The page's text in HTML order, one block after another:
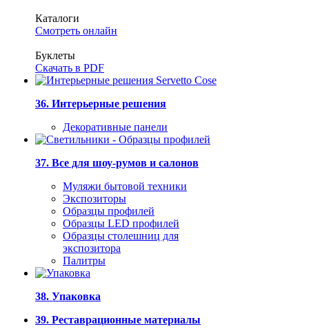
Каталоги
Смотреть онлайн
Буклеты
Скачать в PDF
36. Интерьерные решения
Декоративные панели
37. Все для шоу-румов и салонов
Муляжи бытовой техники
Экспозиторы
Образцы профилей
Образцы LED профилей
Образцы столешниц для
экспозитора
Палитры
38. Упаковка
39. Реставрационные материалы